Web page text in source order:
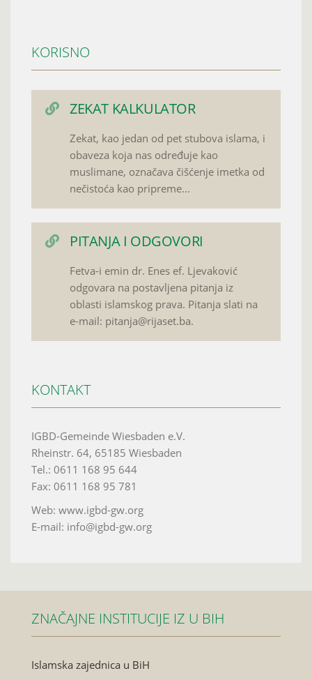
KORISNO
ZEKAT KALKULATOR
Zekat, kao jedan od pet stubova islama, i
obaveza koja nas određuje kao
muslimane, označava čišćenje imetka od
nečistoća kao pripreme...
PITANJA I ODGOVORI
Fetva-i emin dr. Enes ef. Ljevaković
odgovara na postavljena pitanja iz
oblasti islamskog prava. Pitanja slati na
e-mail: pitanja@rijaset.ba.
KONTAKT
IGBD-Gemeinde Wiesbaden e.V.
Rheinstr. 64, 65185 Wiesbaden
Tel.: 0611 168 95 644
Fax: 0611 168 95 781
Web: www.igbd-gw.org
E-mail: info@igbd-gw.org
ZNAČAJNE INSTITUCIJE IZ U BIH
Islamska zajednica u BiH